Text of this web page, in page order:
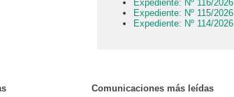
Expediente: Nº 116/2026
Expediente: Nº 115/2026
Expediente: Nº 114/2026
Comunicaciones más leídas